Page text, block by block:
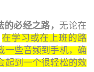
必经之路， 无论在
在学习或在上班的路
一些音频到手机，确
起到一个很轻松的效